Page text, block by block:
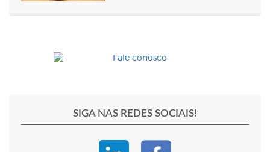
SIGA NAS REDES SOCIAIS!